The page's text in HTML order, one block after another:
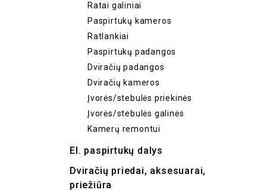
Ratai galiniai
Paspirtukų kameros
Ratlankiai
Paspirtukų padangos
Dviračių padangos
Dviračių kameros
Įvorės/stebulės priekinės
Įvorės/stebulės galinės
Kamerų remontui
El. paspirtukų dalys
Dviračių priedai, aksesuarai,
priežiūra